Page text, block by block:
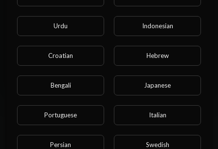
Sua Idade no Perfil Cadastrado.
Você tem 18 anos ou mais?
SIM
6 Visualizações·11 meses atrás
Urdu Indonesian
Croatian Hebrew
Bengali Japanese
Portuguese Italian
Persian Swedish